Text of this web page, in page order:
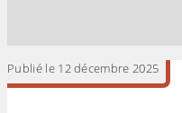
Publié le 12 décembre 2025